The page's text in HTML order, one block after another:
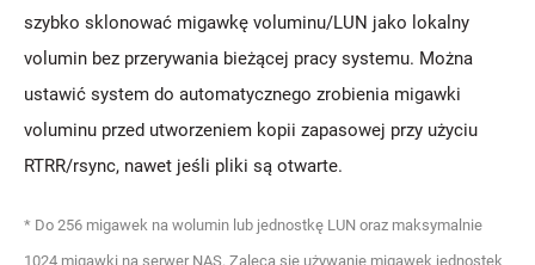
szybko sklonować migawkę voluminu/LUN jako lokalny
volumin bez przerywania bieżącej pracy systemu. Można
ustawić system do automatycznego zrobienia migawki
voluminu przed utworzeniem kopii zapasowej przy użyciu
RTRR/rsync, nawet jeśli pliki są otwarte.
* Do 256 migawek na wolumin lub jednostkę LUN oraz maksymalnie
1024 migawki na serwer NAS. Zaleca się używanie migawek jednostek